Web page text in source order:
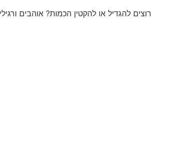
רוצים להגדיל או להקטין הכמות? אוהבים